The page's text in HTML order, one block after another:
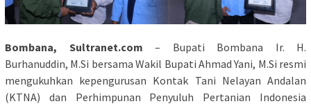
Bombana, Sultranet.com – Bupati Bombana Ir. H.
Burhanuddin, M.Si bersama Wakil Bupati Ahmad Yani, M.Si resmi
mengukuhkan kepengurusan Kontak Tani Nelayan Andalan
(KTNA) dan Perhimpunan Penyuluh Pertanian Indonesia